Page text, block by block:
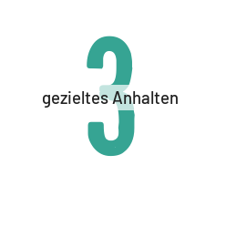
3
gezieltes Anhalten